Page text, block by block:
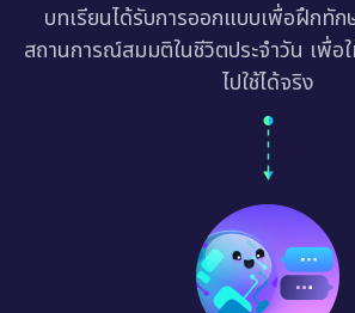
บทเรียนได้รับการออกแบบเพื่อฝึกทัก
สถานการณ์สมมติในชีวิตประจำวัน เพื่อ
ไปใช้ได้จริง